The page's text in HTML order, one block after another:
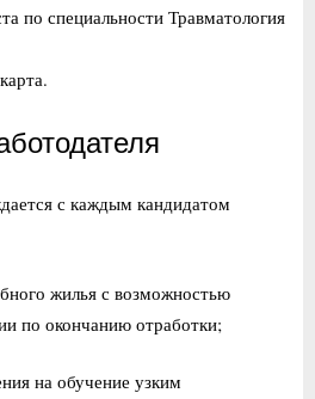
по специальности Травматология
с каждым кандидатом
жилья с возможностью
по окончанию отработки;
на обучение узким